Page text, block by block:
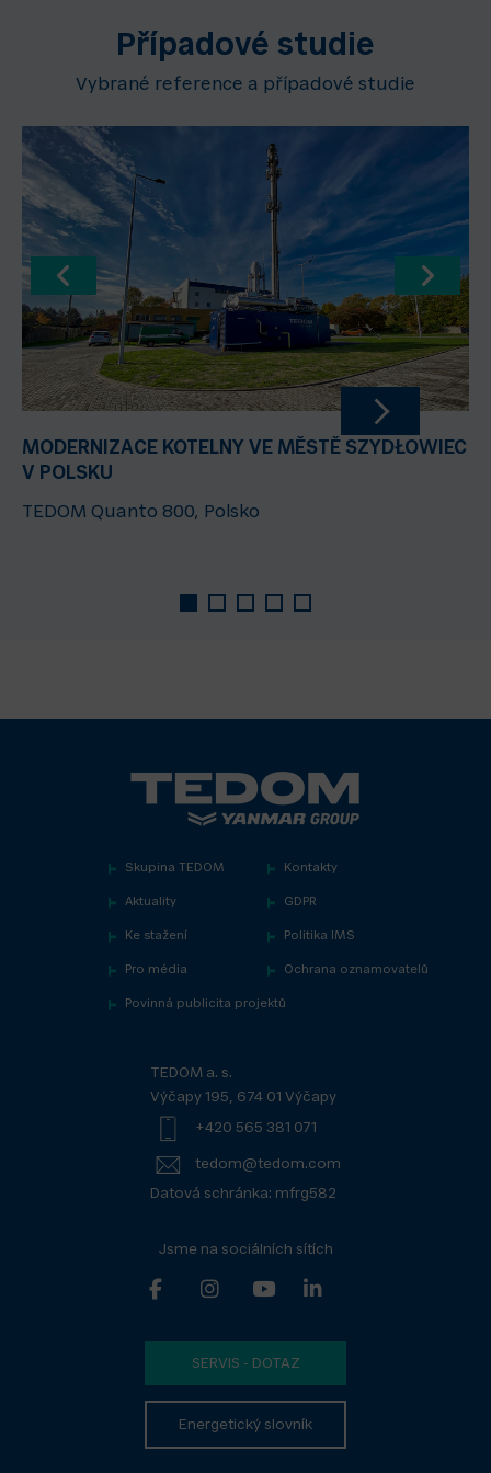
Případové studie
Vybrané reference a případové studie
MODERNIZACE KOTELNY VE MĚSTĚ SZYDŁOWIEC
V POLSKU
TEDOM Quanto 800, Polsko
Skupina TEDOM Kontakty
Aktuality GDPR
Ke stažení Politika IMS
Pro média Ochrana oznamovatelů
Povinná publicita projektů
TEDOM a. s.
Výčapy 195, 674 01 Výčapy
+420 565 381 071
tedom@tedom.com
Datová schránka: mfrg582
Jsme na sociálních sítích
SERVIS - DOTAZ
Energetický slovník